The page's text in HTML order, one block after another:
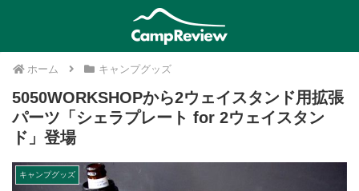
ホーム キャンプグッズ
5050WORKSHOPから2ウェイスタンド用拡張
パーツ「シェラプレート for 2ウェイスタン
ド」登場
キャンプグッズ